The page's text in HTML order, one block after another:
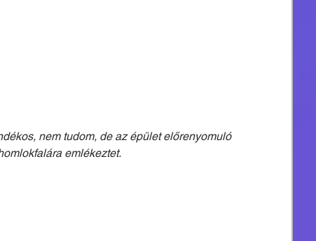
nem tudom, de az épület előrenyomuló
emlékeztet.